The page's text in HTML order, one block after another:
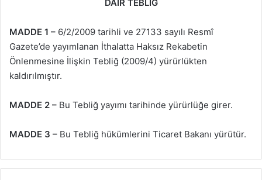
DAİR TEBLİĞ
MADDE 1 – 6/2/2009 tarihli ve 27133 sayılı Resmî
Gazete’de yayımlanan İthalatta Haksız Rekabetin
Önlenmesine İlişkin Tebliğ (2009/4) yürürlükten
kaldırılmıştır.
MADDE 2 – Bu Tebliğ yayımı tarihinde yürürlüğe girer.
MADDE 3 – Bu Tebliğ hükümlerini Ticaret Bakanı yürütür.